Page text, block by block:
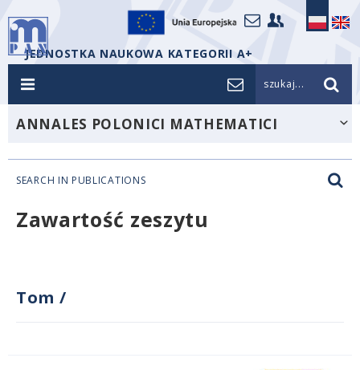
JEDNOSTKA NAUKOWA KATEGORII A+
szukaj...
ANNALES POLONICI MATHEMATICI
SEARCH IN PUBLICATIONS
Zawartość zeszytu
Tom /